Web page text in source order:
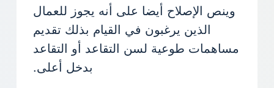
وينص الإصلاح أيضا على أنه يجوز للعمال
الذين يرغبون في القيام بذلك تقديم
مساهمات طوعية لسن التقاعد أو التقاعد
بدخل أعلى.